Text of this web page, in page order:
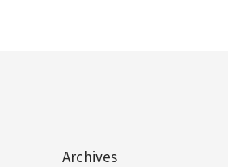
Archives